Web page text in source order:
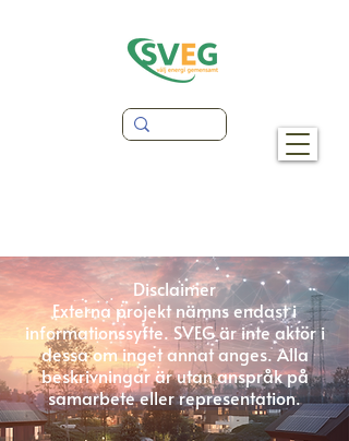
Disclaimer
Externa projekt nämns endast i
informationssyfte. SVEG är inte aktör i
dessa om inget annat anges. Alla
beskrivningar är utan anspråk på
samarbete eller representation.